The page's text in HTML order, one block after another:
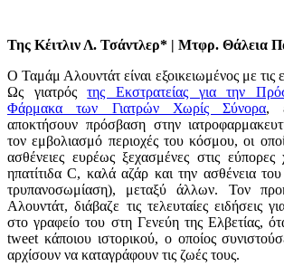
Της Κέιτλιν Λ. Τσάντλερ* | Μτφρ. Θάλεια
Ο Ταμάμ Αλουντάτ είναι εξοικειωμένος με τις
Ως γιατρόςτης Εκστρατείας για την
Φάρμακα των Γιατρών Χωρίς Σύνορα,
αποκτήσουν πρόσβαση στην
τον εμβολιασμό περιοχές του κόσμου, οι
ασθένειες ευρέως ξεχασμένες στις
ηπατίτιδα C, καλά αζάρ και την ασθένεια
τρυπανοσωμίαση), μεταξύ άλλων. Τον
Αλουντάτ, διάβαζε τις τελευταίες ειδήσεις
στο γραφείο του στη Γενεύη της Ελβετίας,
tweet κάποιου ιστορικού, ο οποίος
αρχίσουν να καταγράφουν τις ζωές τους.